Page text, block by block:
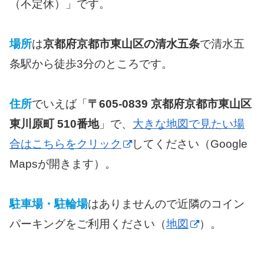
（不定休）」です。
場所は京都府京都市東山区の清水五条で清水五
条駅から徒歩3分のところです。
住所でいえば「 〒605-0839 京都府京都市東山区
東川原町 510番地」で、 大きな地図で見たい場
合はこちらをクリック
してください（Google
Mapsが開きます）。
駐車場・駐輪場はありませんので近隣のコイン
パーキングをご利用ください（地図 ）。